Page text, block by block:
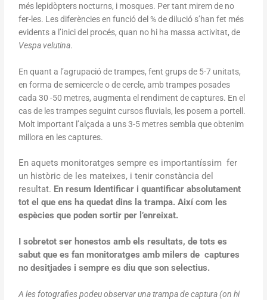
més lepidòpters nocturns, i mosques. Per tant mirem de no
fer-les. Les diferències en funció del % de dilució s’han fet més
evidents a l’inici del procés, quan no hi ha massa activitat, de
Vespa velutina.
En quant a l’agrupació de trampes, fent grups de 5-7 unitats,
en forma de semicercle o de cercle, amb trampes posades
cada 30 -50 metres, augmenta el rendiment de captures. En el
cas de les trampes seguint cursos fluvials, les posem a portell.
Molt important l’alçada a uns 3-5 metres sembla que obtenim
millora en les captures.
En aquets monitoratges sempre es importantíssim fer
un històric de les mateixes, i tenir constància del
resultat. En resum Identificar i quantificar absolutament
tot el que ens ha quedat dins la trampa. Així com les
espècies que poden sortir per l’enreixat.
I sobretot ser honestos amb els resultats, de tots es
sabut que es fan monitoratges amb milers de captures
no desitjades i sempre es diu que son selectius.
A les fotografies podeu observar una trampa de captura (on hi